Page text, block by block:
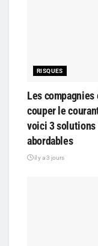
RISQUES
Les compagnies
couper le
voici 3
abordables
il y a 3 jours